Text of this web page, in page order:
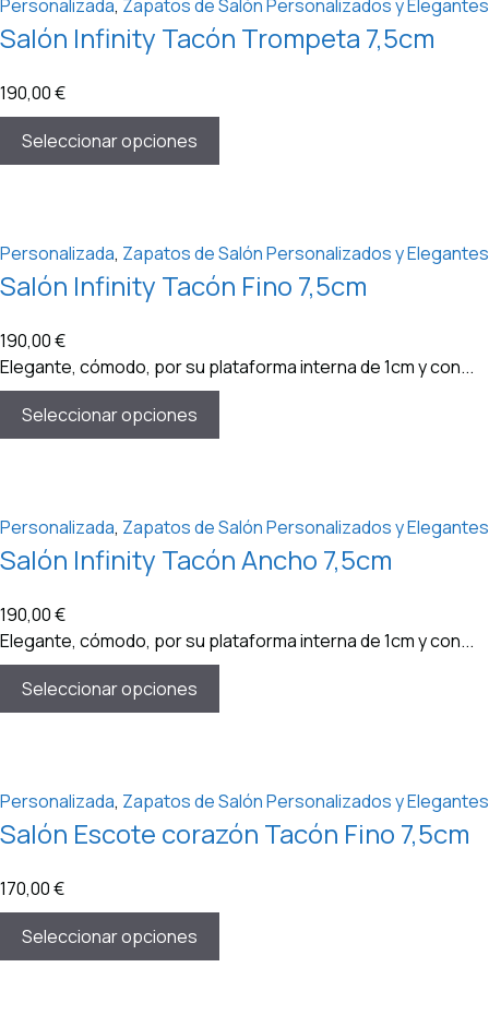
Personalizada, Zapatos de Salón Personalizados y Elegantes
Salón Infinity Tacón Trompeta 7,5cm
190,00€
Seleccionar opciones
Personalizada, Zapatos de Salón Personalizados y Elegantes
Salón Infinity Tacón Fino 7,5cm
190,00€
Elegante, cómodo, por su plataforma interna de 1cm y con...
Seleccionar opciones
Personalizada, Zapatos de Salón Personalizados y Elegantes
Salón Infinity Tacón Ancho 7,5cm
190,00€
Elegante, cómodo, por su plataforma interna de 1cm y con...
Seleccionar opciones
Personalizada, Zapatos de Salón Personalizados y Elegantes
Salón Escote corazón Tacón Fino 7,5cm
170,00€
Seleccionar opciones